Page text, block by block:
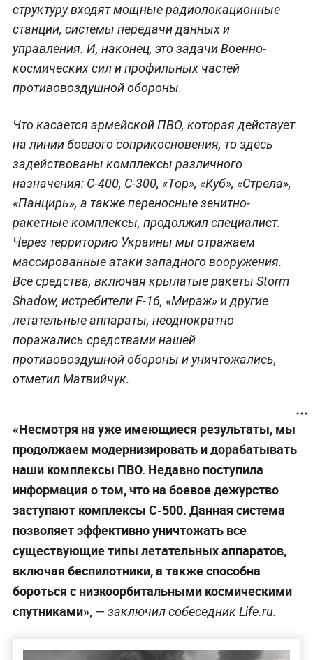
структуру входят мощные радиолокационные
станции, системы передачи данных и
управления. И, наконец, это задачи Военно-
космических сил и профильных частей
противовоздушной обороны.
Что касается армейской ПВО, которая действует
на линии боевого соприкосновения, то здесь
задействованы комплексы различного
назначения: С-400, С-300, «Тор», «Куб», «Стрела»,
«Панцирь», а также переносные зенитно-
ракетные комплексы, продолжил специалист.
Через территорию Украины мы отражаем
массированные атаки западного вооружения.
Все средства, включая крылатые ракеты Storm
Shadow, истребители F-16, «Мираж» и другие
летательные аппараты, неоднократно
поражались средствами нашей
противовоздушной обороны и уничтожались,
отметил Матвийчук.
«Несмотря на уже имеющиеся результаты, мы
продолжаем модернизировать и дорабатывать
наши комплексы ПВО. Недавно поступила
информация о том, что на боевое дежурство
заступают комплексы С-500. Данная система
позволяет эффективно уничтожать все
существующие типы летательных аппаратов,
включая беспилотники, а также способна
бороться с низкоорбитальными космическими
спутниками», — заключил собеседник Life.ru.